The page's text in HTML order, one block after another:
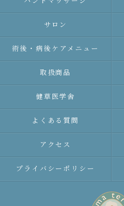
サロン
術後・病後ケアメニュー
取扱商品
健草医学舎
よくある質問
アクセス
プライバシーポリシー